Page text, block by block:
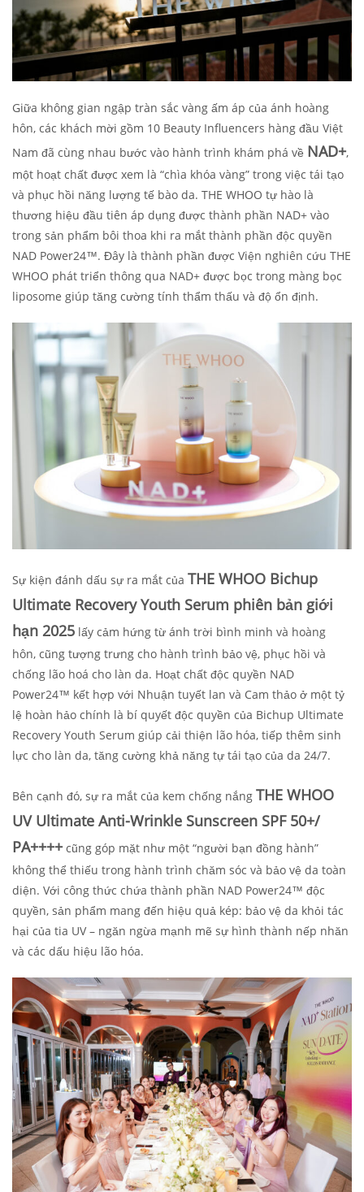
Giữa không gian ngập tràn sắc vàng ấm áp của ánh hoàng
hôn, các khách mời gồm 10 Beauty Influencers hàng đầu Việt
Nam đã cùng nhau bước vào hành trình khám phá về NAD+,
một hoạt chất được xem là “chìa khóa vàng” trong việc tái tạo
và phục hồi năng lượng tế bào da. THE WHOO tự hào là
thương hiệu đầu tiên áp dụng được thành phần NAD+ vào
trong sản phẩm bôi thoa khi ra mắt thành phần độc quyền
NAD Power24™. Đây là thành phần được Viện nghiên cứu THE
WHOO phát triển thông qua NAD+ được bọc trong màng bọc
liposome giúp tăng cường tính thẩm thấu và độ ổn định.
Sự kiện đánh dấu sự ra mắt của THE WHOO Bichup
Ultimate Recovery Youth Serum phiên bản giới
hạn 2025 lấy cảm hứng từ ánh trời bình minh và hoàng
hôn, cũng tượng trưng cho hành trình bảo vệ, phục hồi và
chống lão hoá cho làn da. Hoạt chất độc quyền NAD
Power24™ kết hợp với Nhuận tuyết lan và Cam thảo ở một tỷ
lệ hoàn hảo chính là bí quyết độc quyền của Bichup Ultimate
Recovery Youth Serum giúp cải thiện lão hóa, tiếp thêm sinh
lực cho làn da, tăng cường khả năng tự tái tạo của da 24/7.
Bên cạnh đó, sự ra mắt của kem chống nắng THE WHOO
UV Ultimate Anti-Wrinkle Sunscreen SPF 50+/
PA++++ cũng góp mặt như một “người bạn đồng hành”
không thể thiếu trong hành trình chăm sóc và bảo vệ da toàn
diện. Với công thức chứa thành phần NAD Power24™ độc
quyền, sản phẩm mang đến hiệu quả kép: bảo vệ da khỏi tác
hại của tia UV – ngăn ngừa mạnh mẽ sự hình thành nếp nhăn
và các dấu hiệu lão hóa.